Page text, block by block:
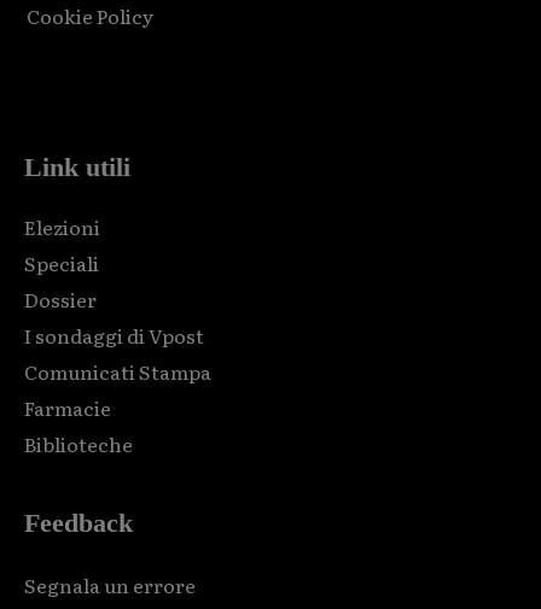
Cookie Policy
Link utili
Elezioni
Speciali
Dossier
I sondaggi di Vpost
Comunicati Stampa
Farmacie
Biblioteche
Feedback
Segnala un errore